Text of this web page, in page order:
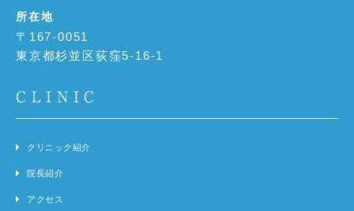
所在地
〒167-0051
東京都杉並区荻窪5-16-1
CLINIC
クリニック紹介
院長紹介
アクセス